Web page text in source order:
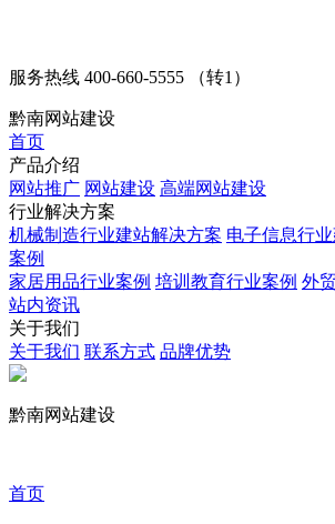
服务热线 400-660-5555 （转1）
黔南网站建设
首页
产品介绍
网站推广 网站建设 高端网站建设
行业解决方案
机械制造行业建站解决方案 电子信息行
案例
家居用品行业案例 培训教育行业案例 外
站内资讯
关于我们
关于我们 联系方式 品牌优势
黔南网站建设
首页